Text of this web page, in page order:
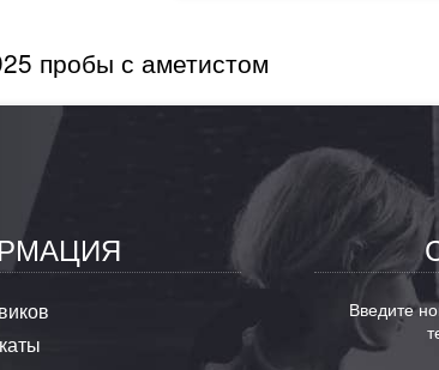
пробы с аметистом
Введите